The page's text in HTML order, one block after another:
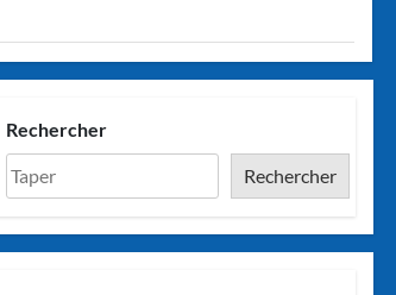
Rechercher
Rechercher